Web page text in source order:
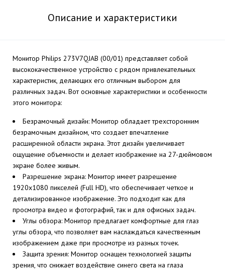
Описание и характеристики
Монитор Philips 273V7QJAB (00/01) представляет собой
высококачественное устройство с рядом привлекательных
характеристик, делающих его отличным выбором для
различных задач. Вот основные характеристики и особенности
этого монитора:
Безрамочный дизайн: Монитор обладает трехсторонним
безрамочным дизайном, что создает впечатление
расширенной области экрана. Этот дизайн увеличивает
ощущение объемности и делает изображение на 27-дюймовом
экране более живым.
Разрешение экрана: Монитор имеет разрешение
1920x1080 пикселей (Full HD), что обеспечивает четкое и
детализированное изображение. Это подходит как для
просмотра видео и фотографий, так и для офисных задач.
Углы обзора: Монитор предлагает комфортные для глаз
углы обзора, что позволяет вам наслаждаться качественным
изображением даже при просмотре из разных точек.
Защита зрения: Монитор оснащен технологией защиты
зрения, что снижает воздействие синего света на глаза